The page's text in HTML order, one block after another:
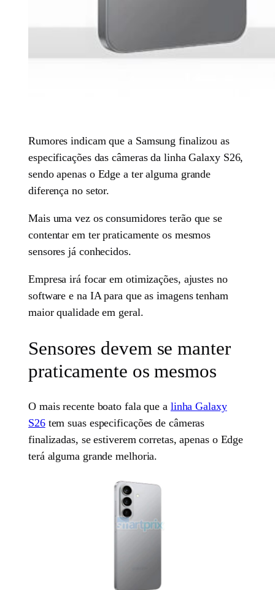
Rumores indicam que a Samsung finalizou as
especificações das câmeras da linha Galaxy S26,
sendo apenas o Edge a ter alguma grande
diferença no setor.
Mais uma vez os consumidores terão que se
contentar em ter praticamente os mesmos
sensores já conhecidos.
Empresa irá focar em otimizações, ajustes no
software e na IA para que as imagens tenham
maior qualidade em geral.
Sensores devem se manter
praticamente os mesmos
O mais recente boato fala que a linha Galaxy
S26tem suas especificações de câmeras
finalizadas, se estiverem corretas, apenas o Edge
terá alguma grande melhoria.